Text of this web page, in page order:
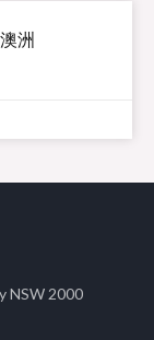
洲
NSW 2000